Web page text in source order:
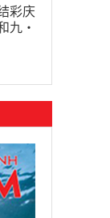
彩庆
九·